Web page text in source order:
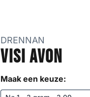
DRENNAN
Visi Avon
Maak een keuze: